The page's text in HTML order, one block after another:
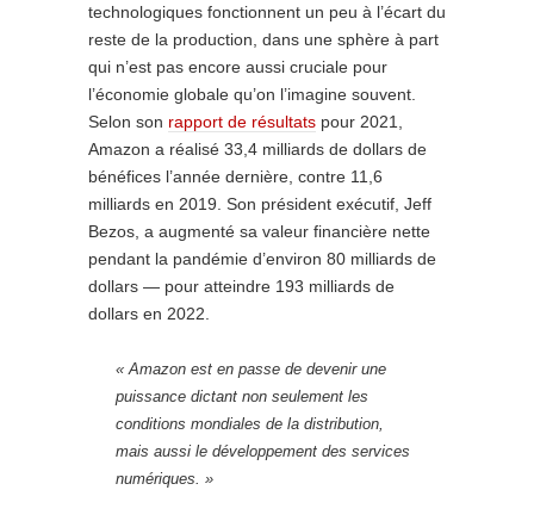
technologiques fonctionnent un peu à l’écart du
reste de la production, dans une sphère à part
qui n’est pas encore aussi cruciale pour
l’économie globale qu’on l’imagine souvent.
Selon son rapport de résultats pour 2021,
Amazon a réalisé 33,4 milliards de dollars de
bénéfices l’année dernière, contre 11,6
milliards en 2019. Son président exécutif, Jeff
Bezos, a augmenté sa valeur financière nette
pendant la pandémie d’environ 80 milliards de
dollars — pour atteindre 193 milliards de
dollars en 2022.
« Amazon est en passe de devenir une
puissance dictant non seulement les
conditions mondiales de la distribution,
mais aussi le développement des services
numériques. »